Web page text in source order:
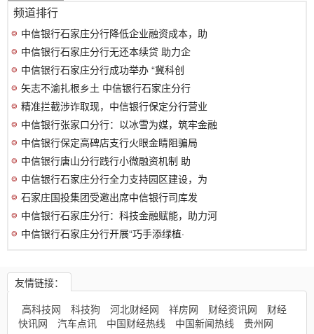
频道排行
中信银行石家庄分行降低企业融资成本，助
中信银行石家庄分行无还本续贷 助力企
中信银行石家庄分行成功举办 “冀科创
矢志不渝扎根乡土 中信银行石家庄分行
精准拦截涉诈取现，中信银行保定分行营业
中信银行张家口分行：以冰雪为媒，筑牢金融
中信银行保定高碑店支行火眼金睛阻骗局
中信银行唐山分行践行小微融资机制 助
中信银行石家庄分行全力支持园区建设，为
石家庄国投集团受邀出席中信银行司库发
中信银行石家庄分行：科技金融赋能，助力河
中信银行石家庄分行开展“巧手添绿植·
友情链接：
高科技网
科技狗 河北财经网 祥房网 财经资讯网
财经
快讯网
汽车点讯 中国财经热线 中国新闻热线 贵州网